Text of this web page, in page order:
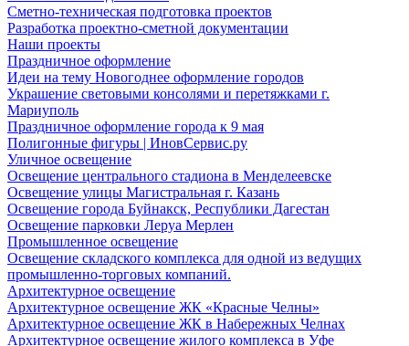
Сметно-техническая подготовка проектов
Разработка проектно-сметной документации
Наши проекты
Праздничное оформление
Идеи на тему Новогоднее оформление городов
Украшение световыми консолями и перетяжками г.
Мариуполь
Праздничное оформление города к 9 мая
Полигонные фигуры | ИновСервис.ру
Уличное освещение
Освещение центрального стадиона в Менделеевске
Освещение улицы Магистральная г. Казань
Освещение города Буйнакск, Республики Дагестан
Освещение парковки Леруа Мерлен
Промышленное освещение
Освещение складского комплекса для одной из ведущих
промышленно-торговых компаний.
Архитектурное освещение
Архитектурное освещение ЖК «Красные Челны»
Архитектурное освещение ЖК в Набережных Челнах
Архитектурное освещение жилого комплекса в Уфе